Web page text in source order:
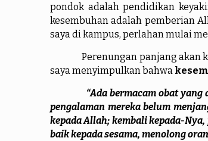
pondok adalah pendidikan
kesembuhan adalah pemberian
saya di kampus, perlahan mulai
Perenungan panjang akan
saya menyimpulkan bahwa
“Ada bermacam obat
pengalaman mereka belum
kepada Allah; kembali kepada-
baik kepada sesama, menolong